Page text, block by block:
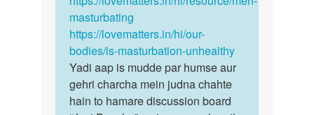
masturbating
https://lovematters.in/hi/our-
bodies/is-masturbation-unhealthy
Yadi aap is mudde par humse aur
gehri charcha mein judna chahte
hain to hamare discussion board